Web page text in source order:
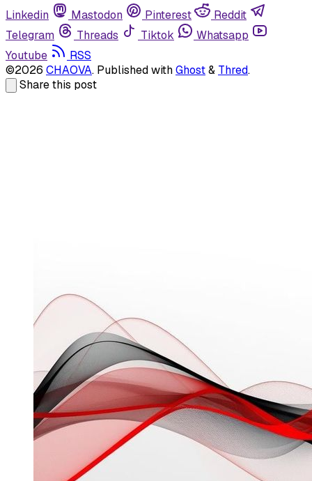
Linkedin
Mastodon Pinterest
Reddit
Telegram
Threads Tiktok
Whatsapp
Youtube
RSS
©2026 CHAOVA. Published withGhost& Thred.
Share this post